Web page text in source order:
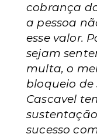
cobrança
a pessoa
esse valor.
sejam
multa, o
bloqueio de
Cascavel
sucesso